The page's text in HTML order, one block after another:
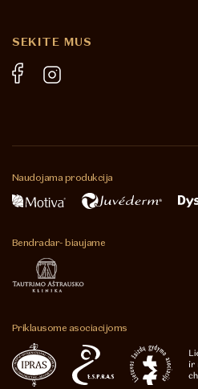
SEKITE MUS
Naudojama produkcija
Bendradar-biaujame
Priklausome asociacijoms